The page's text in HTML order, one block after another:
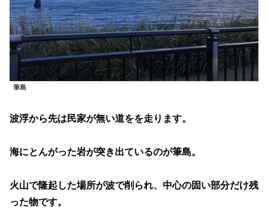
筆島
波浮から先は民家が無い道をを走ります。
海にとんがった岩が突き出ているのが筆島。
火山で隆起した場所が波で削られ、中心の固い部分だけ残
った物です。